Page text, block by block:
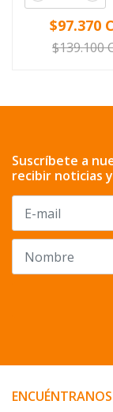
$97.370
$139.100
Suscríbete a
recibir noticias
ENCUÉNTRANOS